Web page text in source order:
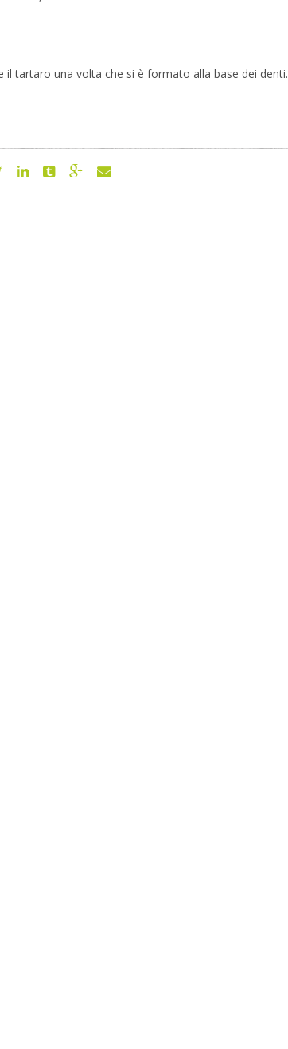
tartaro una volta che si è formato alla base dei denti.